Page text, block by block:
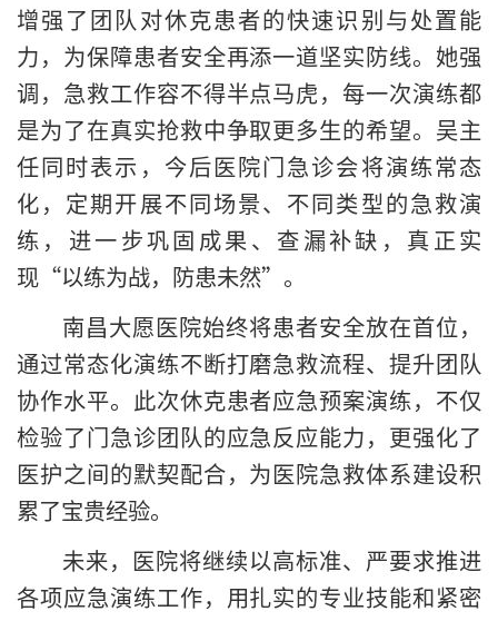
增强了团队对休克患者的快速识别与处置能
力，为保障患者安全再添一道坚实防线。她强
调，急救工作容不得半点马虎，每一次演练都
是为了在真实抢救中争取更多生的希望。吴主
任同时表示，今后医院门急诊会将演练常态
化，定期开展不同场景、不同类型的急救演
练，进一步巩固成果、查漏补缺，真正实
现“以练为战，防患未然”。
南昌大愿医院始终将患者安全放在首位，
通过常态化演练不断打磨急救流程、提升团队
协作水平。此次休克患者应急预案演练，不仅
检验了门急诊团队的应急反应能力，更强化了
医护之间的默契配合，为医院急救体系建设积
累了宝贵经验。
未来，医院将继续以高标准、严要求推进
各项应急演练工作，用扎实的专业技能和紧密